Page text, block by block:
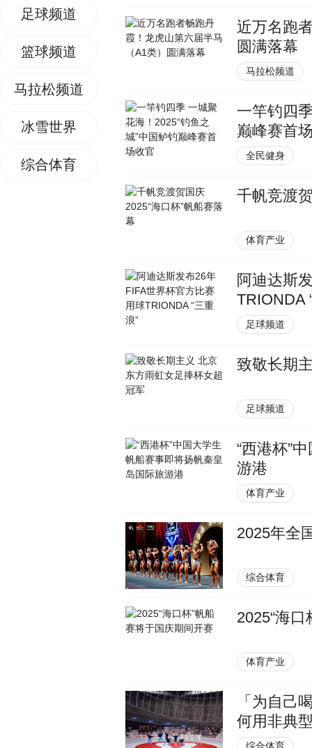
足球频道
篮球频道
马拉松频道
冰雪世界
综合体育
近万名跑
圆满落幕
马拉松频道
一竿钓四
巅峰赛首
全民健身
千帆竞渡
体育产业
阿迪达斯
TRIONDA
足球频道
致敬长期
足球频道
“西港杯”
游港
体育产业
2025年全
综合体育
2025“海
体育产业
「为自己
何用非典